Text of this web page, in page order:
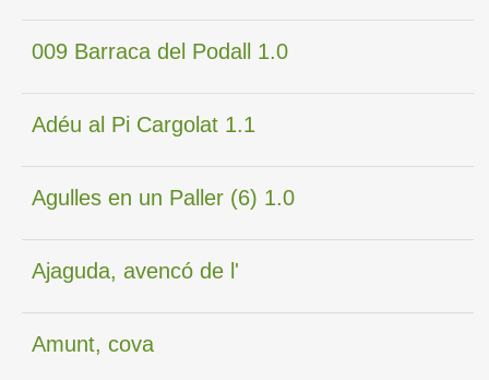
009 Barraca del Podall 1.0
Adéu al Pi Cargolat 1.1
Agulles en un Paller (6) 1.0
Ajaguda, avencó de l'
Amunt, cova